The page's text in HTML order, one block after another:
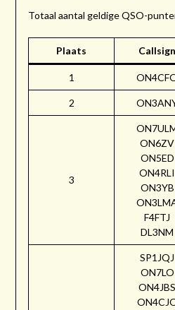
Totaal aantal geldige QSO-
Plaats Callsign
1
2
3
ON6ZV
ON5ED
ON4RLI
ON3YB
F4FTJ
DL3NM
SP1JQJ
ON7LO
ON4JBS